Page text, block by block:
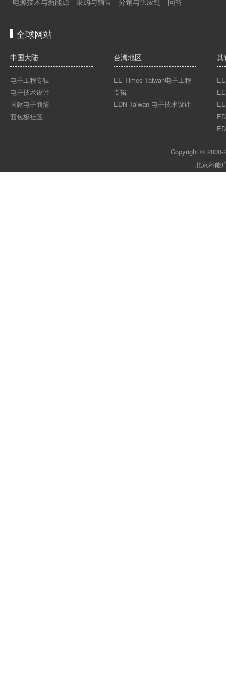
全球网站
中国大陆
电子工程专辑
电子技术设计
国际电子商情
面包板社区
台湾地区
EE Times Taiwan电子工程
专辑
EDN Taiwan 电子技术设计
其
Copyright © 2000-
北京科能